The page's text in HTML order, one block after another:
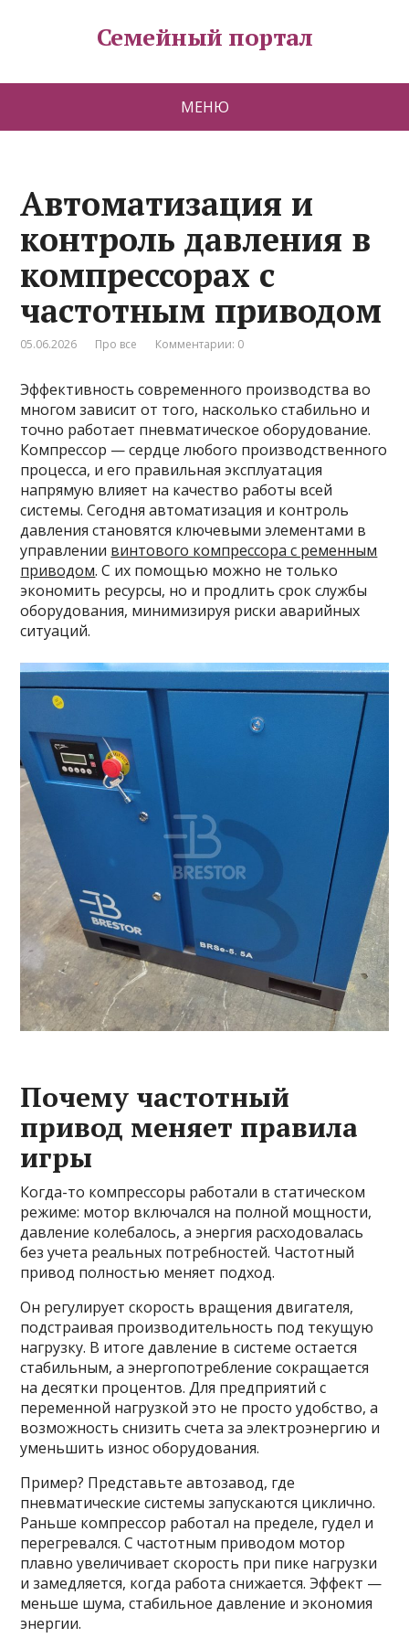
Семейный портал
МЕНЮ
Автоматизация и
контроль давления в
компрессорах с
частотным приводом
05.06.2026 Про все Комментарии: 0
Эффективность современного производства во
многом зависит от того, насколько стабильно и
точно работает пневматическое оборудование.
Компрессор — сердце любого производственного
процесса, и его правильная эксплуатация
напрямую влияет на качество работы всей
системы. Сегодня автоматизация и контроль
давления становятся ключевыми элементами в
управлении винтового компрессора с ременным
приводом. С их помощью можно не только
экономить ресурсы, но и продлить срок службы
оборудования, минимизируя риски аварийных
ситуаций.
Почему частотный
привод меняет правила
игры
Когда-то компрессоры работали в статическом
режиме: мотор включался на полной мощности,
давление колебалось, а энергия расходовалась
без учета реальных потребностей. Частотный
привод полностью меняет подход.
Он регулирует скорость вращения двигателя,
подстраивая производительность под текущую
нагрузку. В итоге давление в системе остается
стабильным, а энергопотребление сокращается
на десятки процентов. Для предприятий с
переменной нагрузкой это не просто удобство, а
возможность снизить счета за электроэнергию и
уменьшить износ оборудования.
Пример? Представьте автозавод, где
пневматические системы запускаются циклично.
Раньше компрессор работал на пределе, гудел и
перегревался. С частотным приводом мотор
плавно увеличивает скорость при пике нагрузки
и замедляется, когда работа снижается. Эффект —
меньше шума, стабильное давление и экономия
энергии.